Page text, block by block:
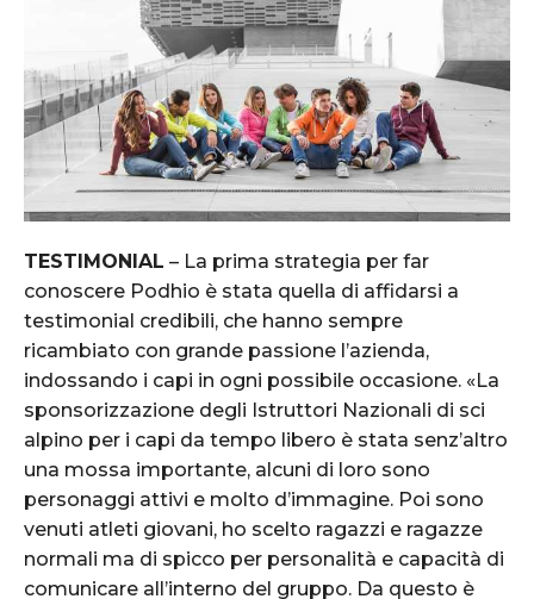
TESTIMONIAL – La prima strategia per far
conoscere Podhio è stata quella di affidarsi a
testimonial credibili, che hanno sempre
ricambiato con grande passione l’azienda,
indossando i capi in ogni possibile occasione. «La
sponsorizzazione degli Istruttori Nazionali di sci
alpino per i capi da tempo libero è stata senz’altro
una mossa importante, alcuni di loro sono
personaggi attivi e molto d’immagine. Poi sono
venuti atleti giovani, ho scelto ragazzi e ragazze
normali ma di spicco per personalità e capacità di
comunicare all’interno del gruppo. Da questo è